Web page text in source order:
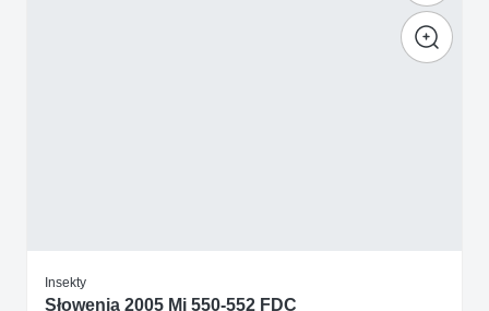
Insekty
Słowenia 2005 Mi 550-552 FDC